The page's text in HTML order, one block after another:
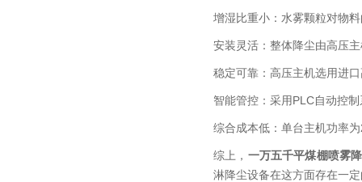
增湿比重小：水雾颗粒对物
安装灵活：整体降尘由高压
稳定可靠：高压主机选用进
智能管控：采用PLC自动控
综合成本低：单台主机功率
综上， 一万五千平煤棚喷雾
淋降尘设备在这方面存在一